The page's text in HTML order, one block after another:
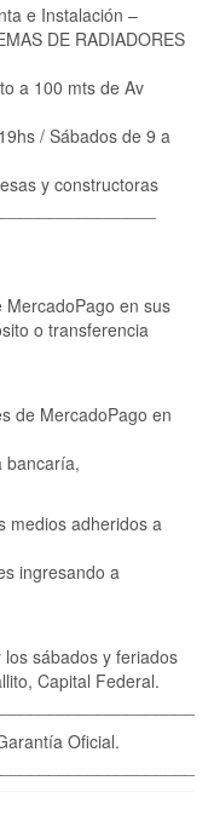
e Instalación –
DE RADIADORES
a 100 mts de Av
/ Sábados de 9 a
y constructoras
en sus
o transferencia
de MercadoPago en
bancaría,
medios adheridos a
ingresando a
sábados y feriados
Capital Federal.
Oficial.